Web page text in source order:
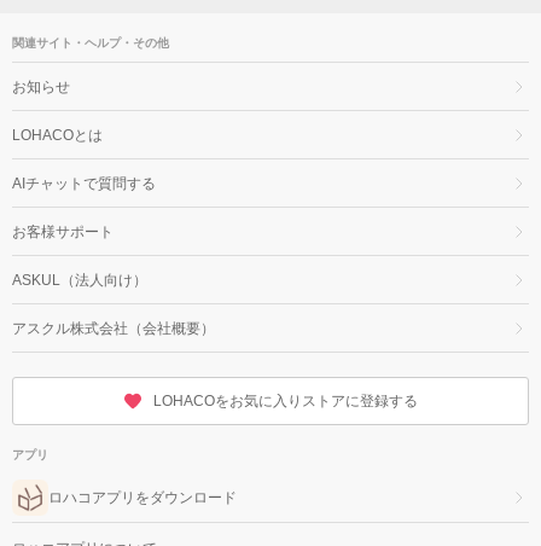
関連サイト・ヘルプ・その他
お知らせ
LOHACOとは
AIチャットで質問する
お客様サポート
ASKUL（法人向け）
アスクル株式会社（会社概要）
LOHACOをお気に入りストアに登録する
アプリ
ロハコアプリをダウンロード